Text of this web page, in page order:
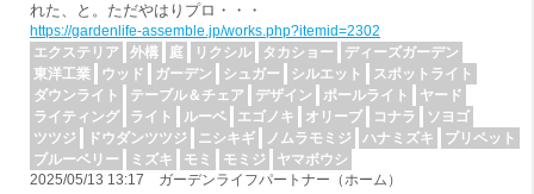
れた、と。ただやはりプロ・・・
https://gardenlife-assemble.jp/works.php?itemid=2302
エクステリア
外構 庭 リクシル タカショー
ディーズガーデン
東洋工業
ウッド ガーデン シュガー シルエット
スポットライト
ダウンライト
テーブル＆チェア デザイン ポールライト
ヤード
ライティング
ライト ルーベ エゴノキ オリーブ コナラ
ソヨゴ
ツツジ
ドウダンツツジ ニシキギ ノムラモミジ ハナミズキ
プリペット
ブルーベリー
ミズキ モミ モミジ
ヤマボウシ
2025/05/13 13:17 ガーデンライフパートナー（ホーム）